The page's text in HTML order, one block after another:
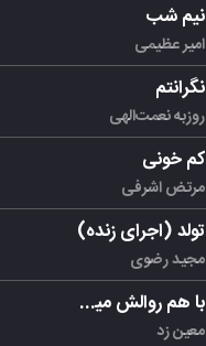
نیم شب
امیر عظیمی
نگرانتم
روزبه نعمت‌الهی
کم خونی
مرتض اشرفی
تولد (اجرای زنده)
مجید رضوی
با هم روالش میکنیم
معین زد